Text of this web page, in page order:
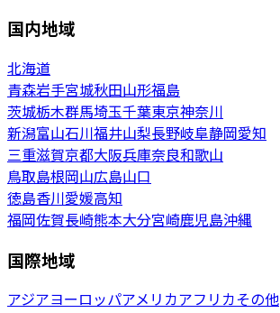
国内地域
北海道
青森岩手宮城秋田山形福島
茨城栃木群馬埼玉千葉東京神奈川
新潟富山石川福井山梨長野岐阜静岡愛知
三重滋賀京都大阪兵庫奈良和歌山
鳥取島根岡山広島山口
徳島香川愛媛高知
福岡佐賀長崎熊本大分宮崎鹿児島沖縄
国際地域
アジアヨーロッパアメリカアフリカその他